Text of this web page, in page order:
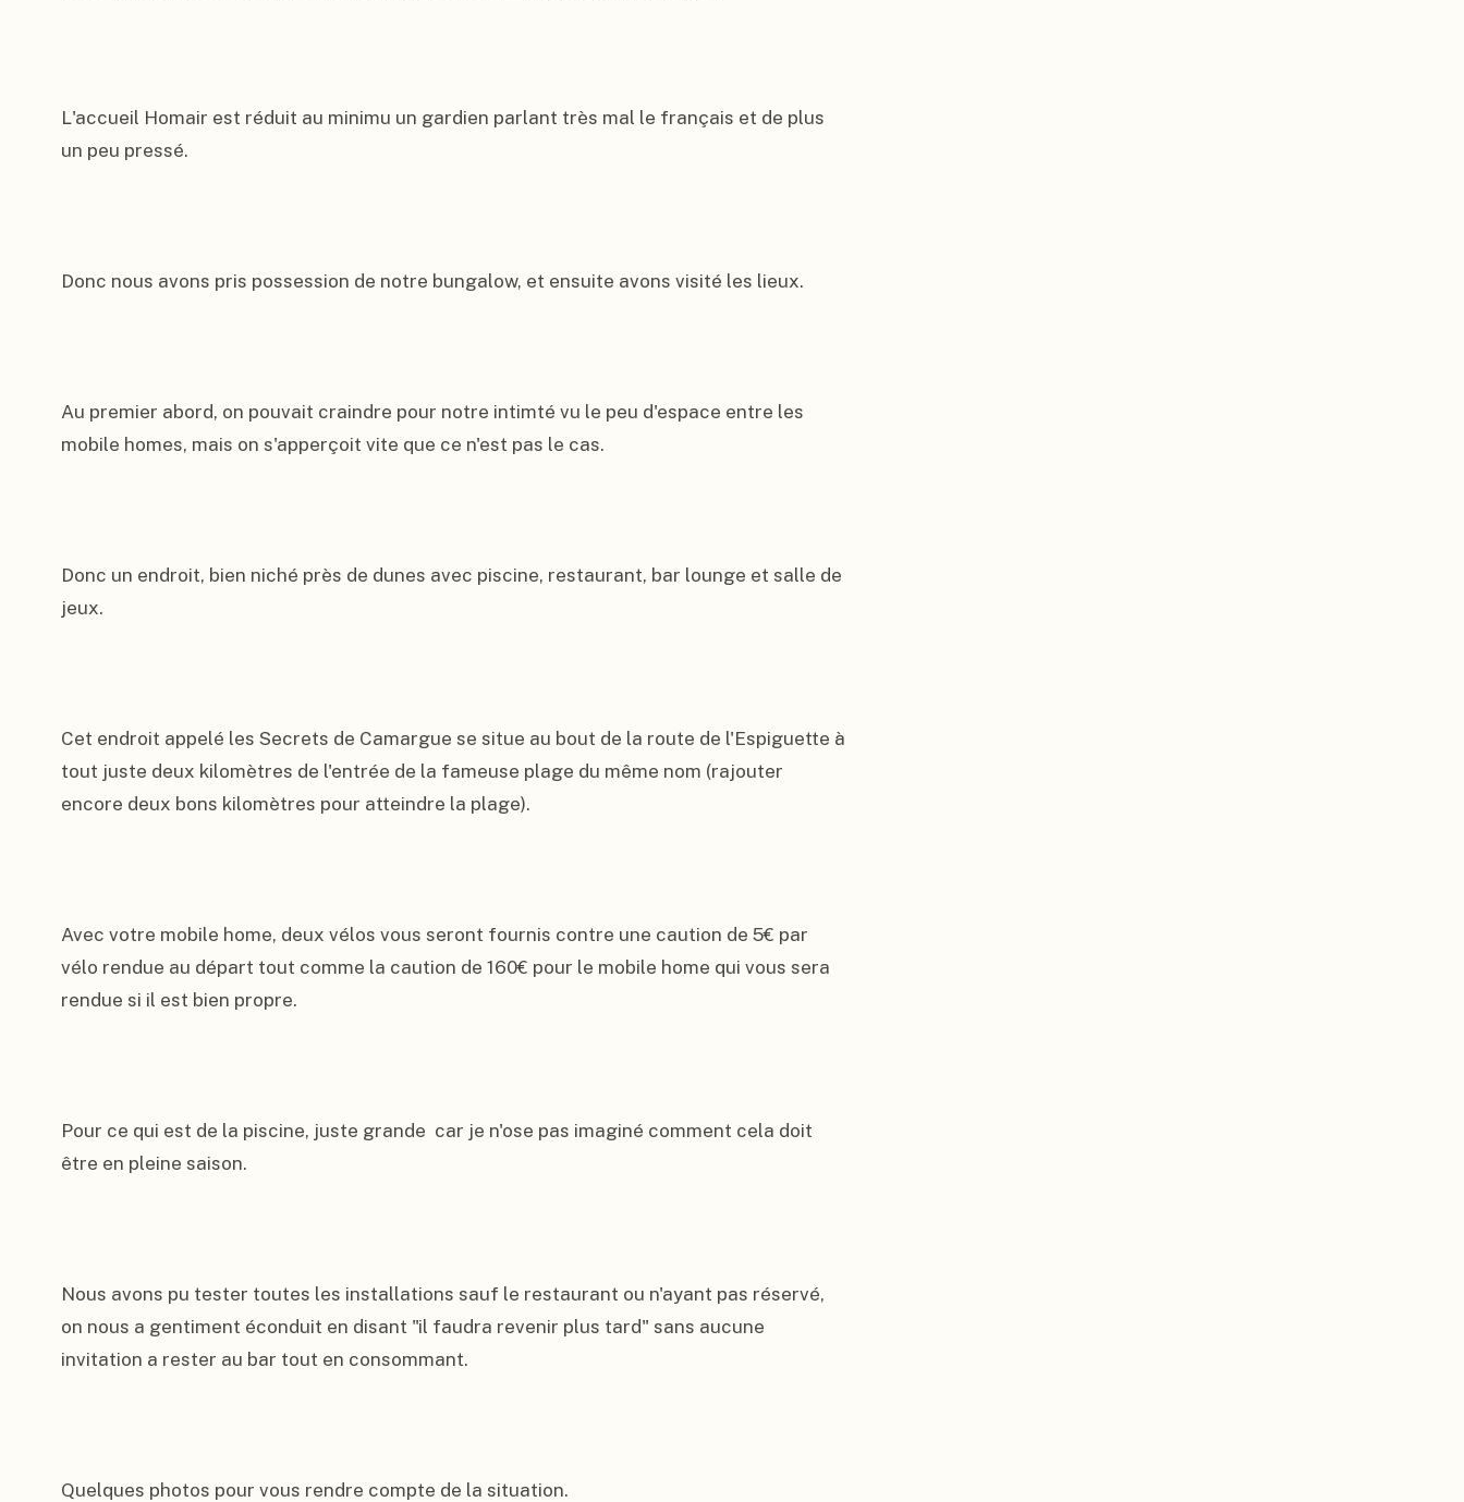
L'accueil Homair est réduit au minimu un gardien parlant très mal le français et de plus
un peu pressé.
Donc nous avons pris possession de notre bungalow, et ensuite avons visité les lieux.
Au premier abord, on pouvait craindre pour notre intimté vu le peu d'espace entre les
mobile homes, mais on s'apperçoit vite que ce n'est pas le cas.
Donc un endroit, bien niché près de dunes avec piscine, restaurant, bar lounge et salle de
jeux.
Cet endroit appelé les Secrets de Camargue se situe au bout de la route de l'Espiguette à
tout juste deux kilomètres de l'entrée de la fameuse plage du même nom (rajouter
encore deux bons kilomètres pour atteindre la plage).
Avec votre mobile home, deux vélos vous seront fournis contre une caution de 5€ par
vélo rendue au départ tout comme la caution de 160€ pour le mobile home qui vous sera
rendue si il est bien propre.
Pour ce qui est de la piscine, juste grande  car je n'ose pas imaginé comment cela doit
être en pleine saison.
Nous avons pu tester toutes les installations sauf le restaurant ou n'ayant pas réservé,
on nous a gentiment éconduit en disant "il faudra revenir plus tard" sans aucune
invitation a rester au bar tout en consommant.
Quelques photos pour vous rendre compte de la situation.